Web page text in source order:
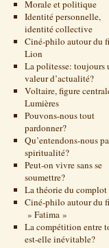
Morale et politique
Identité personnelle,
identité collective
Ciné-philo autour du
Lion
La politesse: toujours
valeur d’actualité?
Voltaire, figure
Lumières
Pouvons-nous tout
pardonner?
Qu’entendons-nous
spiritualité?
Peut-on vivre sans se
soumettre?
La théorie du complot
Ciné-philo autour du
» Fatima »
La compétition entre
est-elle inévitable?